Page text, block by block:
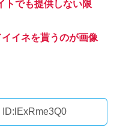
トでも提供しない限
イネを貰うのが画像
ID:lExRme3Q0